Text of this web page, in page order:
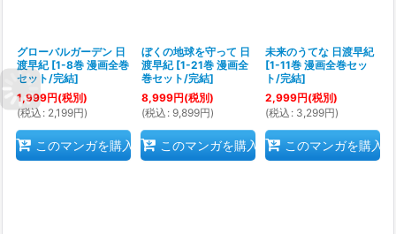
グローバルガーデン 日
渡早紀 [1-8巻 漫画全巻
セット/完結]
1,999円(税別)
(税込 : 2,199円)
このマンガを購入
ぼくの地球を守って 日
渡早紀 [1-21巻 漫画全
巻セット/完結]
8,999円(税別)
(税込 : 9,899円)
このマンガを購入
未来のうてな 日渡早紀
[1-11巻 漫画全巻セッ
ト/完結]
2,999円(税別)
(税込 : 3,299円)
このマンガを購入